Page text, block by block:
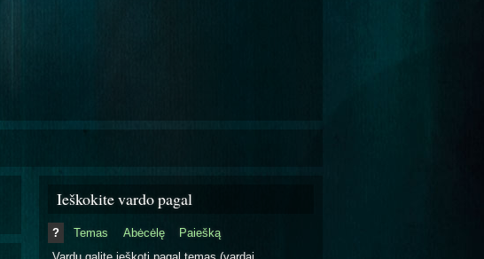
Ieškokite vardo pagal
? Temas Abėcėlę
Paiešką